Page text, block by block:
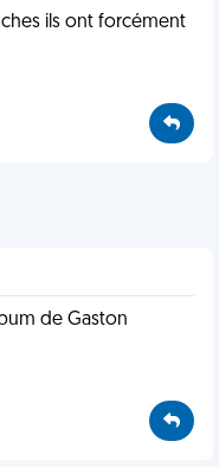
ils ont forcément
de Gaston